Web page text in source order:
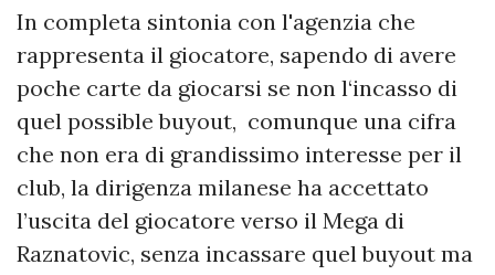
In completa sintonia con l'agenzia che
rappresenta il giocatore, sapendo di avere
poche carte da giocarsi se non l‘incasso di
quel possible buyout, comunque una cifra
che non era di grandissimo interesse per il
club, la dirigenza milanese ha accettato
l’uscita del giocatore verso il Mega di
Raznatovic, senza incassare quel buyout ma